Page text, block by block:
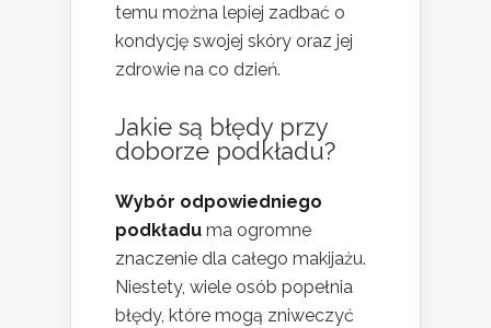
temu można lepiej zadbać o
kondycję swojej skóry oraz jej
zdrowie na co dzień.
Jakie są błędy przy
doborze podkładu?
Wybór odpowiedniego
podkładu ma ogromne
znaczenie dla całego makijażu.
Niestety, wiele osób popełnia
błędy, które mogą zniweczyć